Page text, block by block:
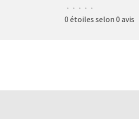
• • • • •
0 étoiles selon 0 avis